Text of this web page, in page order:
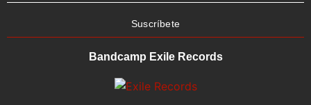
Suscríbete
Bandcamp Exile Records